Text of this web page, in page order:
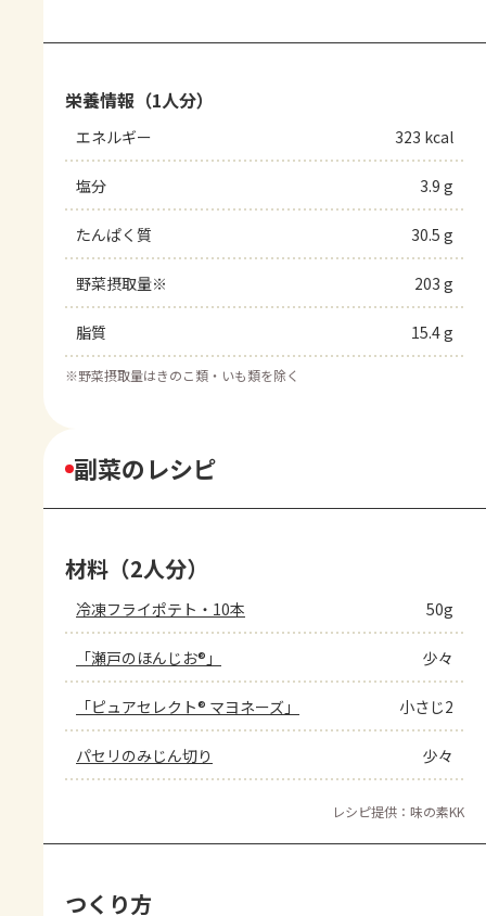
栄養情報（1人分）
エネルギー 323 kcal
塩分 3.9 g
たんぱく質 30.5 g
野菜摂取量※ 203 g
脂質 15.4 g
※野菜摂取量はきのこ類・いも類を除く
副菜のレシピ
材料（2人分）
冷凍フライポテト・10本 50g
「瀬戸のほんじお®」 少々
「ピュアセレクト® マヨネーズ」 小さじ2
パセリのみじん切り 少々
レシピ提供：味の素KK
つくり方